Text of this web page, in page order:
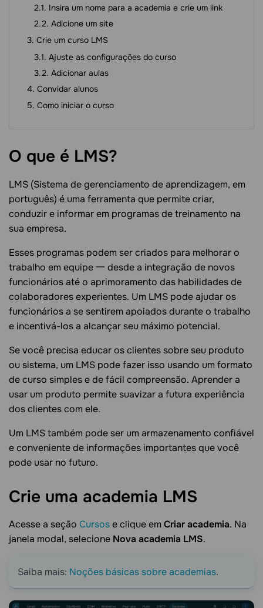
Insira um nome para a academia e crie um link
Adicione um site
Crie um curso LMS
Ajuste as configurações do curso
Adicionar aulas
Convidar alunos
Como iniciar o curso
O que é LMS?
LMS (Sistema de gerenciamento de aprendizagem, em
português) é uma ferramenta que permite criar,
conduzir e informar em programas de treinamento na
sua empresa.
Esses programas podem ser criados para melhorar o
trabalho em equipe 一 desde a integração de novos
funcionários até o aprimoramento das habilidades de
colaboradores experientes. Um LMS pode ajudar os
funcionários a se sentirem apoiados durante o trabalho
e incentivá-los a alcançar seu máximo potencial.
Se você precisa educar os clientes sobre seu produto
ou sistema, um LMS pode fazer isso usando um formato
de curso simples e de fácil compreensão. Aprender a
usar um produto permite suavizar a futura experiência
dos clientes com ele.
Um LMS também pode ser um armazenamento confiável
e conveniente de informações importantes que você
pode usar no futuro.
Crie uma academia LMS
Acesse a seção Cursose clique em Criar academia. Na
janela modal, selecione Nova academia LMS.
Saiba mais: Noções básicas sobre academias.